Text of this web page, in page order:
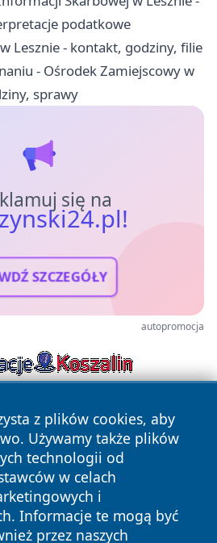
podatkowe
Lesznie - kontakt, godziny, filie
- Ośrodek Zamiejscowy w
sprawy
się na
SZCZEGÓŁY
autopromocja
z plików cookies, aby
Używamy także plików
technologii od
w celach
i
Informacje te mogą być
przez naszych
Wszystkie prawa